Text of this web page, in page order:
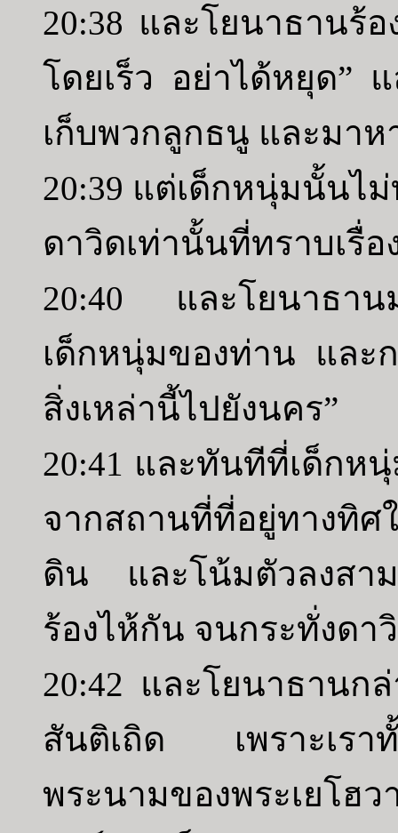
20:38 และโยนาธานร้
โดยเร็ว อย่าได้หยุด”
เก็บพวกลูกธนู และมา
20:39 แต่เด็กหนุ่มนั้นไ
ดาวิดเท่านั้นที่ทราบเรื่อ
20:40 และโยนาธานม
เด็กหนุ่มของท่าน และ
สิ่งเหล่านี้ไปยังนคร”
20:41 และทันทีที่เด็กห
จากสถานที่ที่อยู่ทางทิ
ดิน และโน้มตัวลงสา
ร้องไห้กัน จนกระทั่งดา
20:42 และโยนาธานก
สันติเถิด เพราะเรา
พระนามของพระเยโฮ